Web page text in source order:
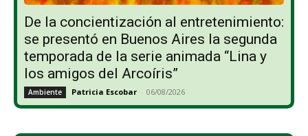
De la concientización al entretenimiento:
se presentó en Buenos Aires la segunda
temporada de la serie animada “Lina y
los amigos del Arcoíris”
Ambiente Patricia Escobar - 06/08/2026